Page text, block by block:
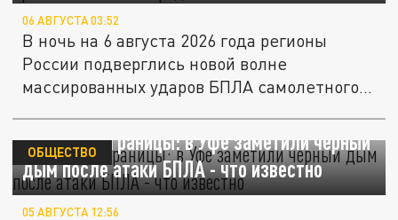
06 АВГУСТА 03:52
В ночь на 6 августа 2026 года регионы
России подверглись новой волне
массированных ударов БПЛА самолетного...
1400 км от границы: в Уфе заметили черный
дым после атаки БПЛА - что известно
ОБЩЕСТВО
05 АВГУСТА 12:56